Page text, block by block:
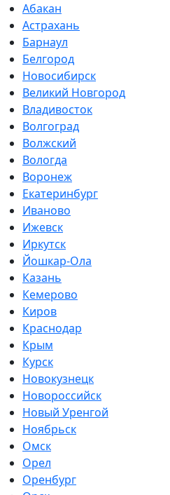
Абакан
Астрахань
Барнаул
Белгород
Новосибирск
Великий Новгород
Владивосток
Волгоград
Волжский
Вологда
Воронеж
Екатеринбург
Иваново
Ижевск
Иркутск
Йошкар-Ола
Казань
Кемерово
Киров
Краснодар
Крым
Курск
Новокузнецк
Новороссийск
Новый Уренгой
Ноябрьск
Омск
Орел
Оренбург